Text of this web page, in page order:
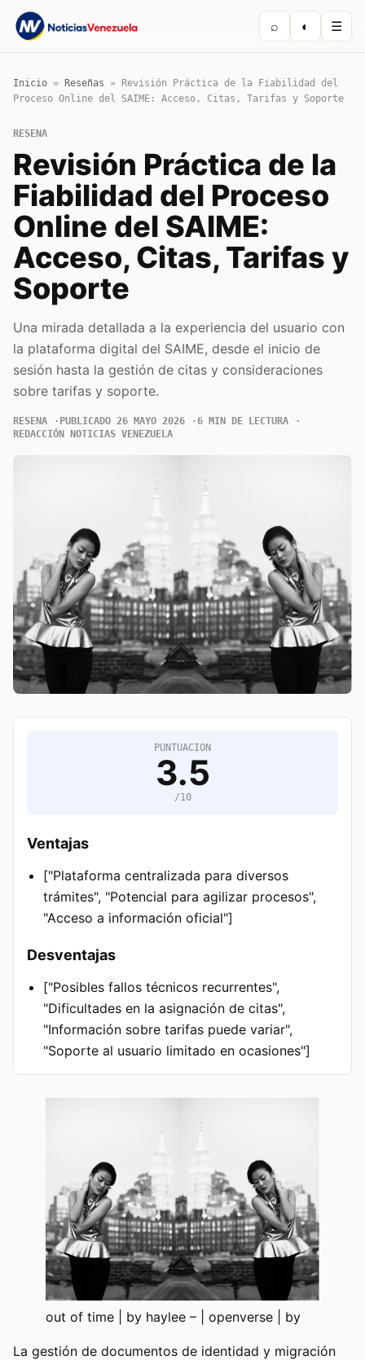
⌕ ◐ ☰
Inicio » Reseñas »
Revisión Práctica de la Fiabilidad del
Proceso Online del SAIME: Acceso, Citas, Tarifas y Soporte
RESENA
Revisión Práctica de la
Fiabilidad del Proceso
Online del SAIME:
Acceso, Citas, Tarifas y
Soporte
Una mirada detallada a la experiencia del usuario con
la plataforma digital del SAIME, desde el inicio de
sesión hasta la gestión de citas y consideraciones
sobre tarifas y soporte.
RESENA PUBLICADO 26 MAYO 2026
6 MIN DE LECTURA
REDACCIÓN NOTICIAS VENEZUELA
PUNTUACION
3.5
/10
Ventajas
["Plataforma centralizada para diversos
trámites", "Potencial para agilizar procesos",
"Acceso a información oficial"]
Desventajas
["Posibles fallos técnicos recurrentes",
"Dificultades en la asignación de citas",
"Información sobre tarifas puede variar",
"Soporte al usuario limitado en ocasiones"]
out of time | by haylee – | openverse | by
La gestión de documentos de identidad y migración